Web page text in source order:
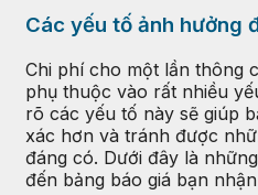
Các yếu tố ảnh hưởng
Chi phí cho một lần thông
phụ thuộc vào rất nhiều
rõ các yếu tố này sẽ giúp
xác hơn và tránh được
đáng có. Dưới đây là
đến bảng báo giá bạn